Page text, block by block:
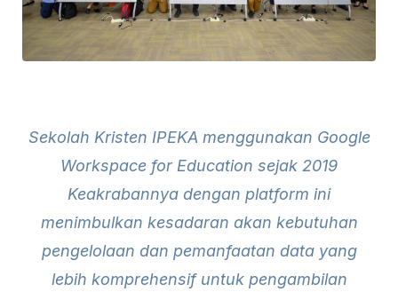
Sekolah Kristen IPEKA menggunakan Google
Workspace for Education sejak 2019
Keakrabannya dengan platform ini
menimbulkan kesadaran akan kebutuhan
pengelolaan dan pemanfaatan data yang
lebih komprehensif untuk pengambilan